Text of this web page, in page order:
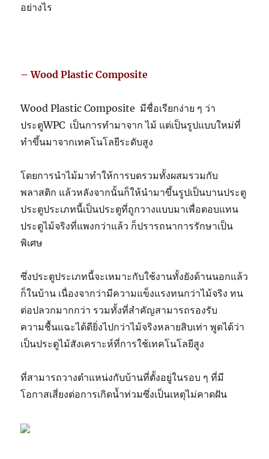
อย่างไร
– Wood Plastic Composite
Wood Plastic Composite มีชื่อเรียกง่าย ๆ ว่า
ประตูWPC เป็นการทำมาจาก ไม้ แต่เป็นรูปแบบใหม่ที่
ทำขึ้นมาจากเทคโนโลยีระดับสูง
โดยการนำไม้มาทำให้การบดรวมทั้งผสมรวมกับ
พลาสติก แล้วหลังจากนั้นก็ให้นำมาขึ้นรูปเป็นบานประตู
ประตูประเภทนี้เป็นประตูที่ถูกวางแบบมาเพื่อตอบแทน
ประตูไม้จริงที่แพงกว่าแล้ว ก็ปรารถนาการรักษาเป็น
พิเศษ
ซึ่งประตูประเภทนี้จะเหมาะกับใช้งานทั้งยังด้านนอกแล้ว
ก็ในบ้าน เนื่องจากว่ามีความแข็งแรงทนกว่าไม้จริง ทน
ต่อปลวกมากกว่า รวมทั้งที่สำคัญสามารถรองรับ
ความชื้นแฉะได้ดียิ่งไปกว่าไม้จริงหลายสิบเท่า พูดได้ว่า
เป็นประตูไม้สังเคราะห์ที่การใช้เทคโนโลยีสูง
ที่สามารถวางตำแหน่งกับบ้านที่ตั้งอยู่ในรอบ ๆ ที่มี
โอกาสเสี่ยงต่อการเกิดน้ำท่วมซึ่งเป็นเหตุไม่คาดฝัน